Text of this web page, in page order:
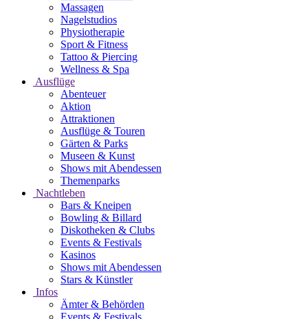
Massagen
Nagelstudios
Physiotherapie
Sport & Fitness
Tattoo & Piercing
Wellness & Spa
Ausflüge
Abenteuer
Aktion
Attraktionen
Ausflüge & Touren
Gärten & Parks
Museen & Kunst
Shows mit Abendessen
Themenparks
Nachtleben
Bars & Kneipen
Bowling & Billard
Diskotheken & Clubs
Events & Festivals
Kasinos
Shows mit Abendessen
Stars & Künstler
Infos
Ämter & Behörden
Events & Festivals